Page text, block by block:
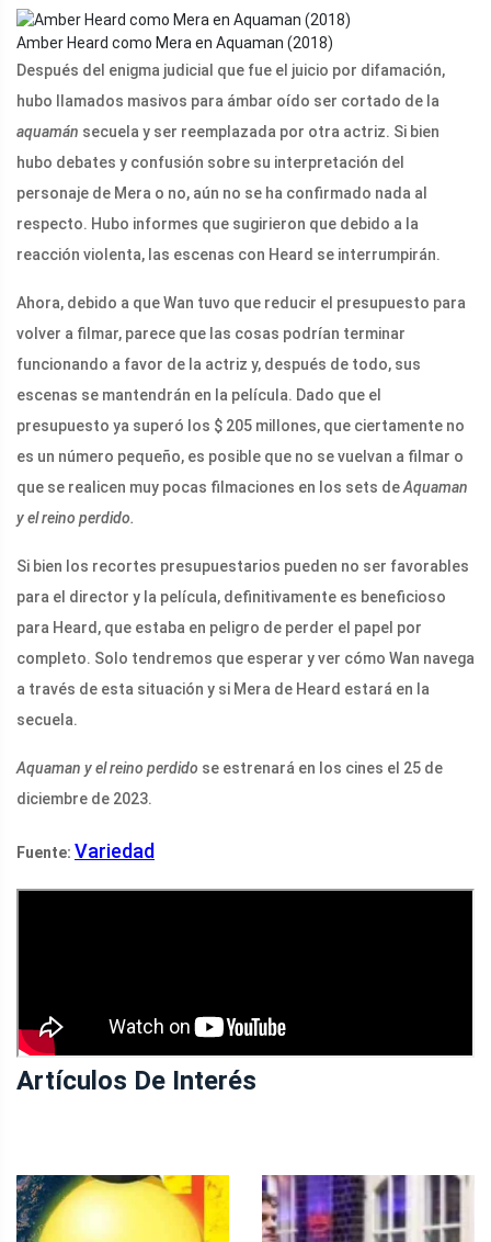
Amber Heard como Mera en Aquaman (2018)
Después del enigma judicial que fue el juicio por difamación,
hubo llamados masivos para ámbar oído ser cortado de la
aquamán secuela y ser reemplazada por otra actriz. Si bien
hubo debates y confusión sobre su interpretación del
personaje de Mera o no, aún no se ha confirmado nada al
respecto. Hubo informes que sugirieron que debido a la
reacción violenta, las escenas con Heard se interrumpirán.
Ahora, debido a que Wan tuvo que reducir el presupuesto para
volver a filmar, parece que las cosas podrían terminar
funcionando a favor de la actriz y, después de todo, sus
escenas se mantendrán en la película. Dado que el
presupuesto ya superó los $ 205 millones, que ciertamente no
es un número pequeño, es posible que no se vuelvan a filmar o
que se realicen muy pocas filmaciones en los sets deAquaman
y el reino perdido.
Si bien los recortes presupuestarios pueden no ser favorables
para el director y la película, definitivamente es beneficioso
para Heard, que estaba en peligro de perder el papel por
completo. Solo tendremos que esperar y ver cómo Wan navega
a través de esta situación y si Mera de Heard estará en la
secuela.
Aquaman y el reino perdido se estrenará en los cines el 25 de
diciembre de 2023.
Fuente: Variedad
Artículos De Interés